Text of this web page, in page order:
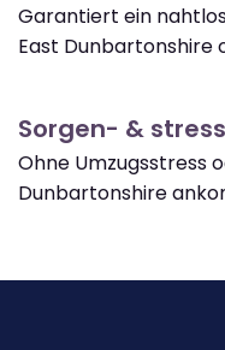
Garantiert ein
East Dunbartonshire
Sorgen- &
Ohne Umzugsstress
Dunbartonshire